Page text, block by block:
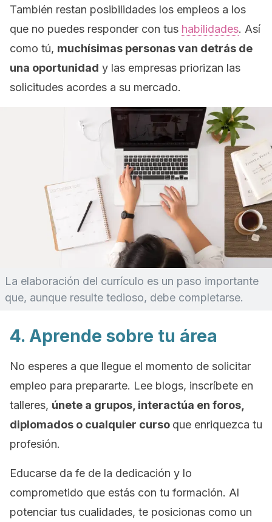
También restan posibilidades los empleos a los
que no puedes responder con tus habilidades. Así
como tú, muchísimas personas van detrás de
una oportunidad y las empresas priorizan las
solicitudes acordes a su mercado.
La elaboración del currículo es un paso importante
que, aunque resulte tedioso, debe completarse.
4. Aprende sobre tu área
No esperes a que llegue el momento de solicitar
empleo para prepararte. Lee blogs, inscríbete en
talleres, únete a grupos, interactúa en foros,
diplomados o cualquier curso que enriquezca tu
profesión.
Educarse da fe de la dedicación y lo
comprometido que estás con tu formación. Al
potenciar tus cualidades, te posicionas como un